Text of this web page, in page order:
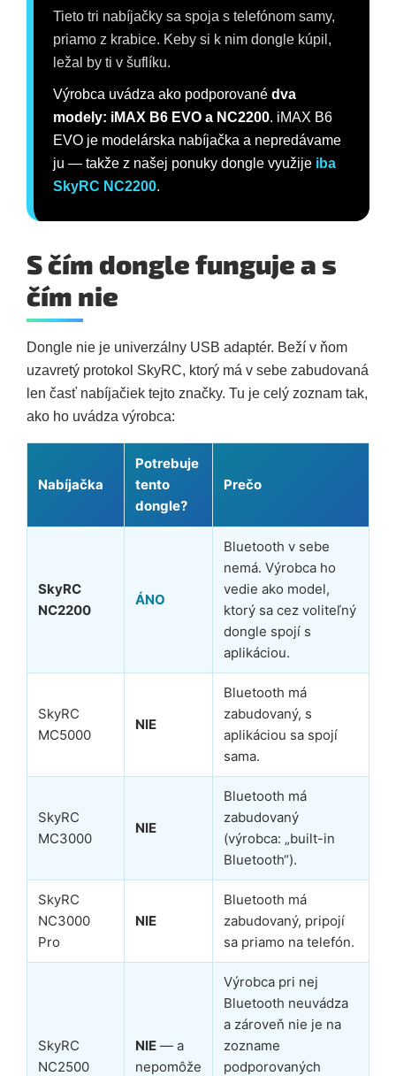
Tieto tri nabíjačky sa spoja s telefónom samy,
priamo z krabice. Keby si k nim dongle kúpil,
ležal by ti v šuflíku.
Výrobca uvádza ako podporované dva
modely: iMAX B6 EVO a NC2200. iMAX B6
EVO je modelárska nabíjačka a nepredávame
ju — takže z našej ponuky dongle využije iba
SkyRC NC2200.
S čím dongle funguje a s
čím nie
Dongle nie je univerzálny USB adaptér. Beží v ňom
uzavretý protokol SkyRC, ktorý má v sebe zabudovaná
len časť nabíjačiek tejto značky. Tu je celý zoznam tak,
ako ho uvádza výrobca:
Nabíjačka
Potrebuje
tento
dongle?
Prečo
SkyRC
NC2200
ÁNO
Bluetooth v sebe
nemá. Výrobca ho
vedie ako model,
ktorý sa cez voliteľný
dongle spojí s
aplikáciou.
SkyRC
MC5000
NIE
Bluetooth má
zabudovaný, s
aplikáciou sa spojí
sama.
SkyRC
MC3000
NIE
Bluetooth má
zabudovaný
(výrobca: „built-in
Bluetooth“).
SkyRC
NC3000
Pro
NIE
Bluetooth má
zabudovaný, pripojí
sa priamo na telefón.
SkyRC
NC2500
NIE — a
nepomôže
Výrobca pri nej
Bluetooth neuvádza
a zároveň nie je na
zozname
podporovaných